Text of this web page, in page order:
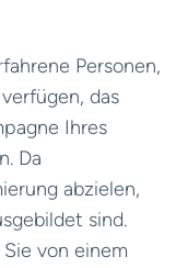
Personen,
das
Ihres
Da
abzielen,
sind.
von einem